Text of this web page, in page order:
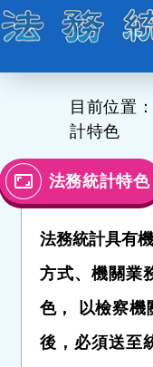
目前位置
計特色
法務統計特色
法務統計具有
方式、機關業
色， 以檢察機
後，必須送至